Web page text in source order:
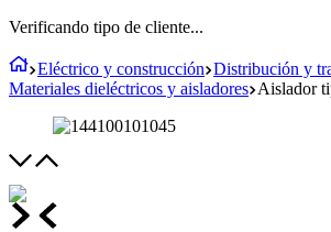
Verificando tipo de cliente...
Eléctrico y construcción Distribución y
Materiales dieléctricos y aisladores Aislador